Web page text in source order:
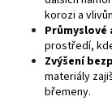
korozi a
Průmyslové
prostředí,
Zvýšení
materiály
břemeny.